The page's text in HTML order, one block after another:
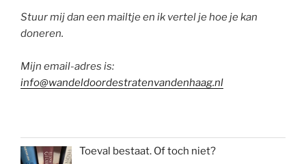
Stuur mij dan een mailtje en ik vertel je hoe je kan
doneren.
Mijn email-adres is:
info@wandeldoordestratenvandenhaag.nl
Toeval bestaat. Of toch niet?